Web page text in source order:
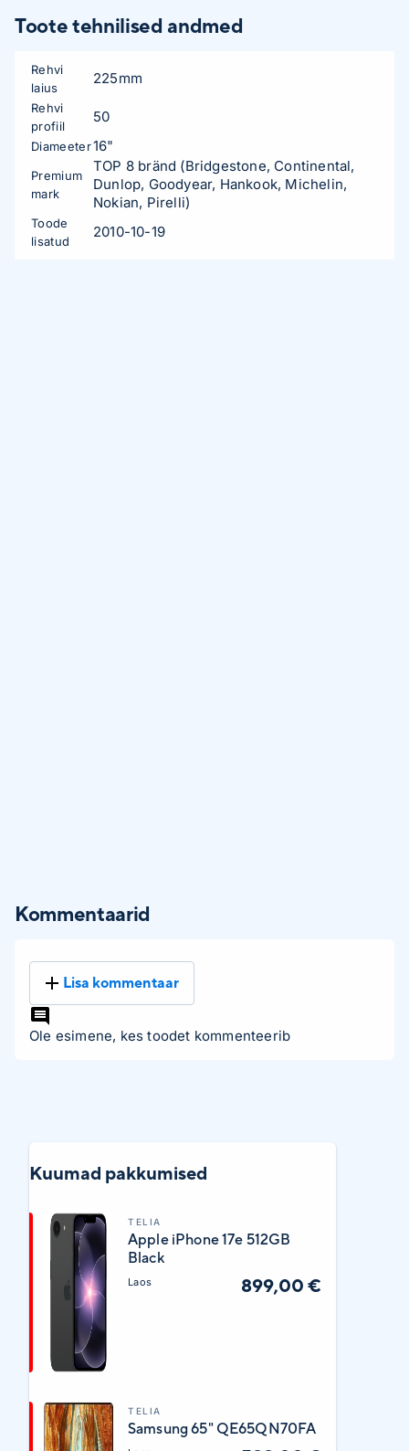
Toote tehnilised andmed
Rehvi
laius
225mm
Rehvi
profiil
50
Diameeter16"
Premium
mark
TOP 8 bränd (Bridgestone, Continental,
Dunlop, Goodyear, Hankook, Michelin,
Nokian, Pirelli)
Toode
lisatud
2010-10-19
Kommentaarid
Lisa kommentaar
Ole esimene, kes toodet kommenteerib
Kuumad pakkumised
TELIA
Apple iPhone 17e 512GB
Black
Laos 899,00 €
TELIA
Samsung 65" QE65QN70FA